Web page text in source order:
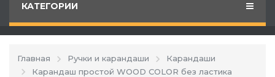
КАТЕГОРИИ
Главная Ручки и карандаши
Карандаши
Карандаш простой WOOD COLOR без ластика